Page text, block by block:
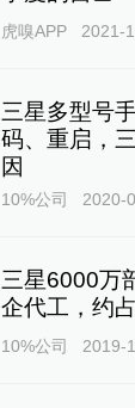
虎嗅APP 2021-
三星多型号
码、重启，
因
10%公司 2020-
三星6000万
企代工，约
10%公司 2019-